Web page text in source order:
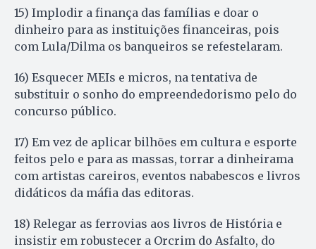
15) Implodir a finança das famílias e doar o
dinheiro para as instituições financeiras, pois
com Lula/Dilma os banqueiros se refestelaram.
16) Esquecer MEIs e micros, na tentativa de
substituir o sonho do empreendedorismo pelo do
concurso público.
17) Em vez de aplicar bilhões em cultura e esporte
feitos pelo e para as massas, torrar a dinheirama
com artistas careiros, eventos nababescos e livros
didáticos da máfia das editoras.
18) Relegar as ferrovias aos livros de História e
insistir em robustecer a Orcrim do Asfalto, do